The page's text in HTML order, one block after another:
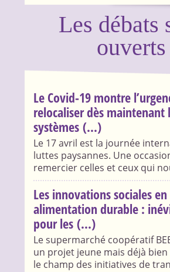
Les débats
ouverts
Le Covid-19 montre
relocaliser dès maintenant
systèmes (...)
Le 17 avril est la journée
luttes paysannes. Une
remercier celles et ceux qui
Les innovations sociales en
alimentation durable :
pour les (...)
Le supermarché coopératif
un projet jeune mais déjà
le champ des initiatives de